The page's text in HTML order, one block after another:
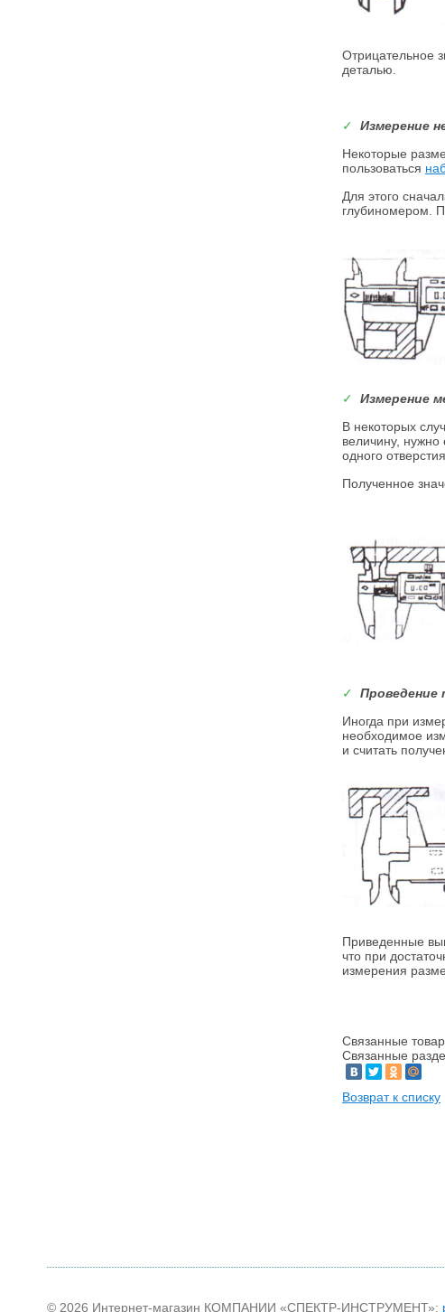
Отрицательное
деталью.
✓
Измерение
Некоторые
пользоваться
Для этого
глубиномером.
✓
Измерение
В некоторых
величину, нужно
одного
Полученное
✓
Проведение
Иногда при
необходимое
и считать
Приведенные
что при
измерения
Связанные
Связанные
Возврат к списку
© 2026 Интернет-магазин КОМПАНИИ «СПЕКТР-ИНСТРУМЕНТ»: